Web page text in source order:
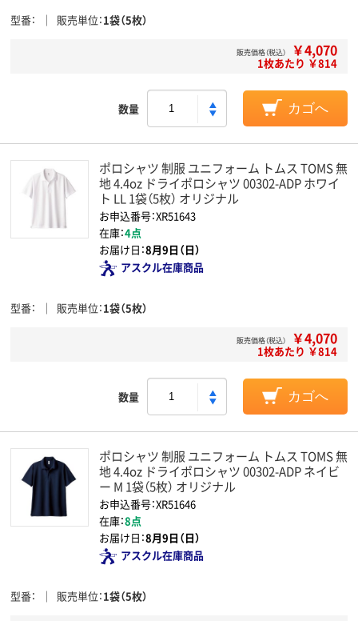
型番 販売単位 1袋（5枚）
販売価格（税込） ￥4,070
1枚あたり ￥814
数量 カゴへ
ポロシャツ 制服 ユニフォーム トムス TOMS 無
地 4.4oz ドライポロシャツ 00302-ADP ホワイ
ト LL 1袋（5枚） オリジナル
お申込番号：XR51643
在庫：4点
お届け日：8月9日（日）
アスクル在庫商品
型番 販売単位 1袋（5枚）
販売価格（税込） ￥4,070
1枚あたり ￥814
数量 カゴへ
ポロシャツ 制服 ユニフォーム トムス TOMS 無
地 4.4oz ドライポロシャツ 00302-ADP ネイビ
ー M 1袋（5枚） オリジナル
お申込番号：XR51646
在庫：8点
お届け日：8月9日（日）
アスクル在庫商品
型番 販売単位 1袋（5枚）